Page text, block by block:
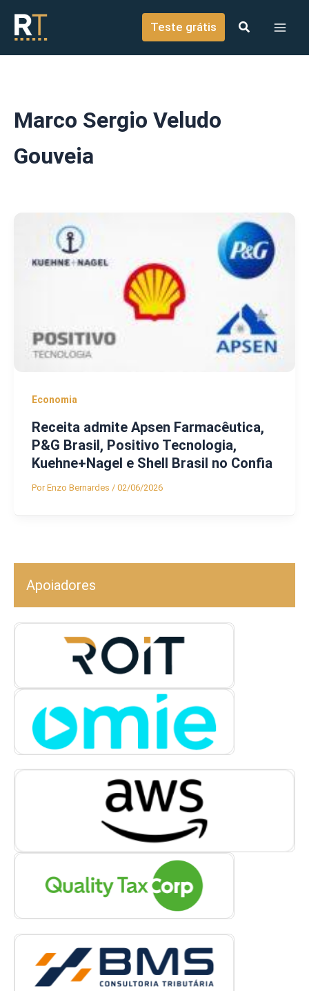
conteúdo
Teste grátis
Marco Sergio Veludo
Gouveia
Economia
Receita admite Apsen Farmacêutica,
P&G Brasil, Positivo Tecnologia,
Kuehne+Nagel e Shell Brasil no Confia
PorEnzo Bernardes / 02/06/2026
Apoiadores